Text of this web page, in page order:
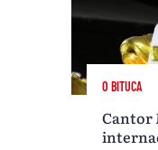
O BITUCA
Cantor